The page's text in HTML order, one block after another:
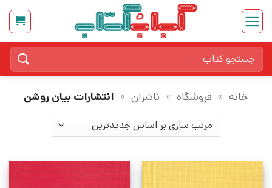
Skip
content
برای:
خانه » فروشگاه » ناشران » انتشارات بیان روشن